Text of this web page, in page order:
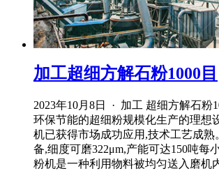
加工超细方解石粉1000目
2023年10月8日 · 加工 超细方解石粉
环保节能的超细粉规模化生产的理想
机已获得市场成功应用,技术工艺成熟
备,细度可磨322μm,产能可达150吨每
粉机是一种利用物料被均匀送入磨机